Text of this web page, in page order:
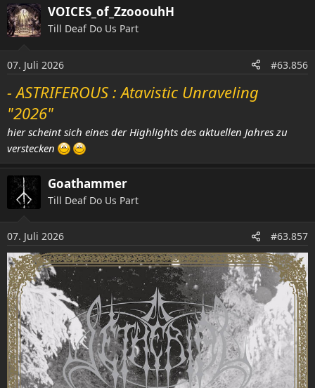
k
t
i
o
n
e
n
VOICES_of_ZzooouhH
Till Deaf Do Us Part
07. Juli 2026 #63.856
- ASTRIFEROUS : Atavistic Unraveling
"2026"
hier scheint sich eines der Highlights des aktuellen Jahres zu
verstecken
Goathammer
Till Deaf Do Us Part
07. Juli 2026 #63.857